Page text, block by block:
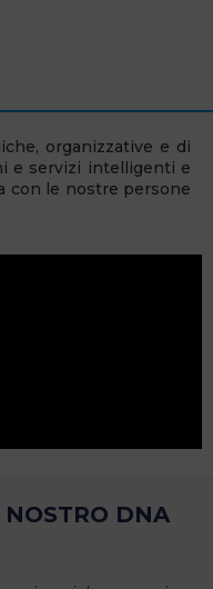
organizzative e di
e servizi intelligenti e
con le nostre persone
DNA